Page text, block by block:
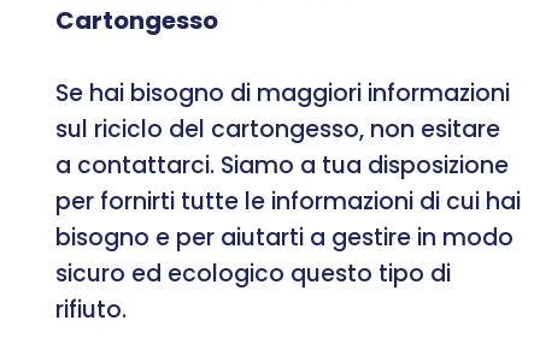
Cartongesso
Se hai bisogno di maggiori informazioni
sul riciclo del cartongesso, non esitare
a contattarci. Siamo a tua disposizione
per fornirti tutte le informazioni di cui hai
bisogno e per aiutarti a gestire in modo
sicuro ed ecologico questo tipo di
rifiuto.